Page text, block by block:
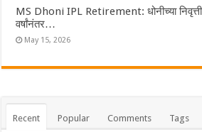
MS Dhoni IPL Retirement: धोनीच्या
वर्षांनंतर…
May 15, 2026
Recent Popular Comments Tags